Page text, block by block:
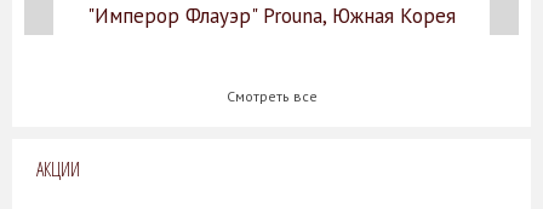
"Имперор Флауэр" Prouna, Южная Корея
Смотреть все
АКЦИИ